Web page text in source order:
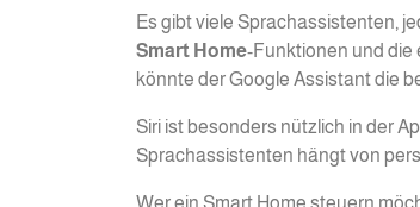
Es gibt viele Sprachassistenten,
Smart Home-Funktionen und die
könnte der Google Assistant die
Siri ist besonders nützlich in der
Sprachassistenten hängt von
Wer ein Smart Home steuern